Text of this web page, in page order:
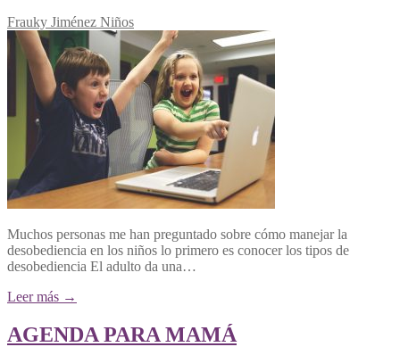
Frauky Jiménez Niños
Muchos personas me han preguntado sobre cómo manejar la
desobediencia en los niños lo primero es conocer los tipos de
desobediencia El adulto da una…
Leer más →
AGENDA PARA MAMÁ